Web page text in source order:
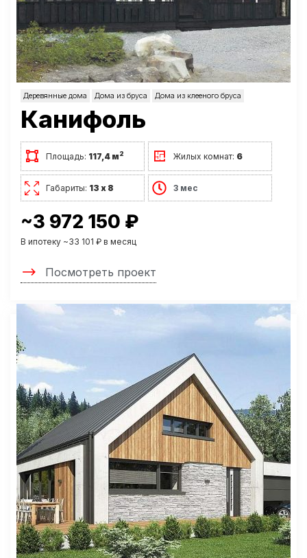
Деревянные дома Дома из бруса Дома из клееного бруса
Канифоль
Площадь: 117,4 м2 Жилых комнат: 6
Габариты: 13 х 8 3 мес
~3 972 150 ₽
В ипотеку ~33 101 ₽ в месяц
Посмотреть проект